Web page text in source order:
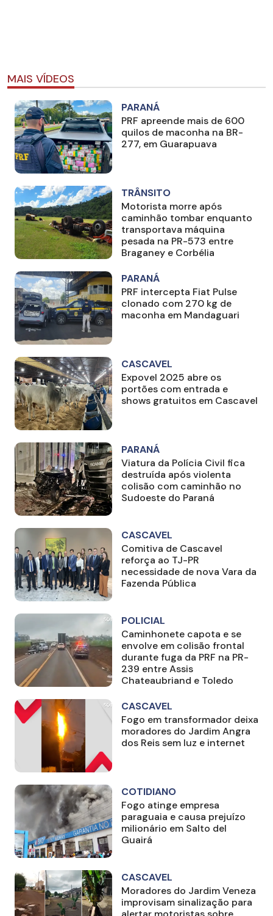
MAIS VÍDEOS
PARANÁ
PRF apreende mais de 600
quilos de maconha na BR-
277, em Guarapuava
TRÂNSITO
Motorista morre após
caminhão tombar enquanto
transportava máquina
pesada na PR-573 entre
Braganey e Corbélia
PARANÁ
PRF intercepta Fiat Pulse
clonado com 270 kg de
maconha em Mandaguari
CASCAVEL
Expovel 2025 abre os
portões com entrada e
shows gratuitos em Cascavel
PARANÁ
Viatura da Polícia Civil fica
destruída após violenta
colisão com caminhão no
Sudoeste do Paraná
CASCAVEL
Comitiva de Cascavel
reforça ao TJ-PR
necessidade de nova Vara da
Fazenda Pública
POLICIAL
Caminhonete capota e se
envolve em colisão frontal
durante fuga da PRF na PR-
239 entre Assis
Chateaubriand e Toledo
CASCAVEL
Fogo em transformador deixa
moradores do Jardim Angra
dos Reis sem luz e internet
COTIDIANO
Fogo atinge empresa
paraguaia e causa prejuízo
milionário em Salto del
Guairá
CASCAVEL
Moradores do Jardim Veneza
improvisam sinalização para